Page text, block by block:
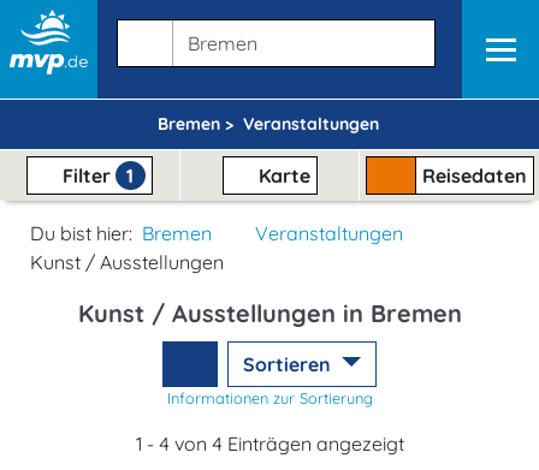
Bremen > Veranstaltungen
Filter 1 Karte Reisedaten
Du bist hier: Bremen
Veranstaltungen
Kunst / Ausstellungen
Kunst / Ausstellungen in Bremen
Sortieren
Informationen zur Sortierung
1 - 4 von 4 Einträgen angezeigt